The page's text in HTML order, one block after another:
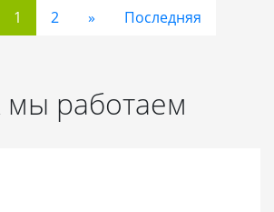
1 2 » Последняя
мы работаем